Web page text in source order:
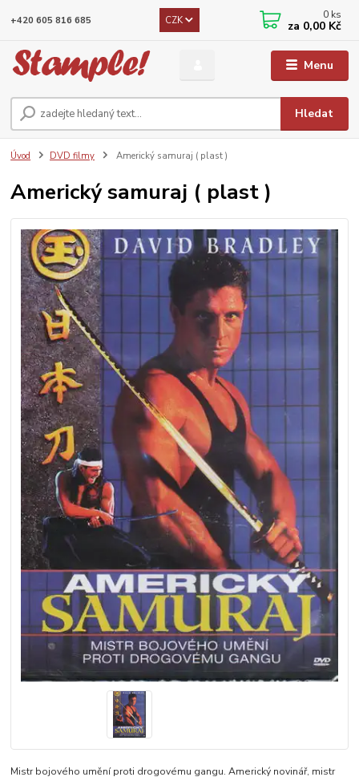
Menu
CZK
Hledat
+420 605 816 685 0 ks
za 0,00 Kč
Úvod DVD filmy Americký samuraj ( plast )
Americký samuraj ( plast )
Mistr bojového umění proti drogovému gangu. Americký novinář, mistr